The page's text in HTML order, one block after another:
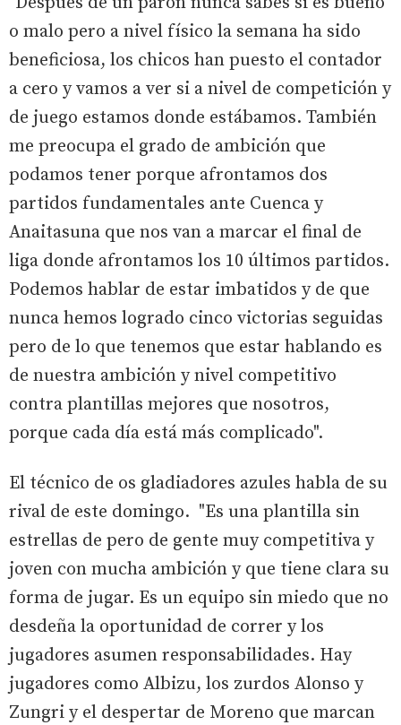
o malo pero a nivel físico la semana ha sido
beneficiosa, los chicos han puesto el contador
a cero y vamos a ver si a nivel de competición y
de juego estamos donde estábamos. También
me preocupa el grado de ambición que
podamos tener porque afrontamos dos
partidos fundamentales ante Cuenca y
Anaitasuna que nos van a marcar el final de
liga donde afrontamos los 10 últimos partidos.
Podemos hablar de estar imbatidos y de que
nunca hemos logrado cinco victorias seguidas
pero de lo que tenemos que estar hablando es
de nuestra ambición y nivel competitivo
contra plantillas mejores que nosotros,
porque cada día está más complicado".
El técnico de os gladiadores azules habla de su
rival de este domingo. "Es una plantilla sin
estrellas de pero de gente muy competitiva y
joven con mucha ambición y que tiene clara su
forma de jugar. Es un equipo sin miedo que no
desdeña la oportunidad de correr y los
jugadores asumen responsabilidades. Hay
jugadores como Albizu, los zurdos Alonso y
Zungri y el despertar de Moreno que marcan